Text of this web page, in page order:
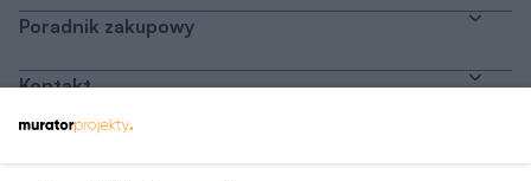
Poradnik zakupowy
Kontakt